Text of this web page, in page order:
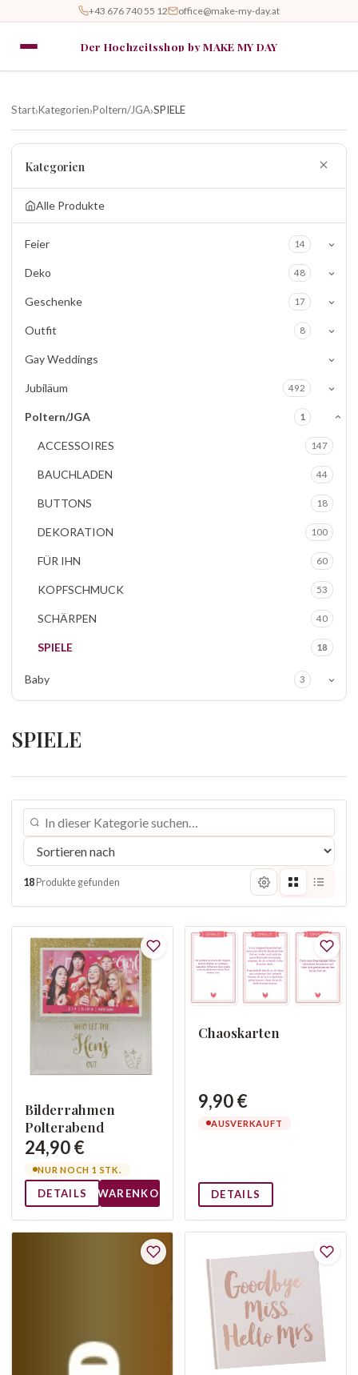
+43 676 740 55 12 office@make-my-day.at
Der Hochzeitsshop by MAKE MY DAY
Start›Kategorien›Poltern/JGA›SPIELE
Kategorien
Alle Produkte
Feier 14
Deko 48
Geschenke 17
Outfit 8
Gay Weddings
Jubiläum 492
Poltern/JGA 1
ACCESSOIRES 147
BAUCHLADEN 44
BUTTONS 18
DEKORATION 100
FÜR IHN 60
KOPFSCHMUCK 53
SCHÄRPEN 40
SPIELE 18
Baby 3
SPIELE
18 Produkte gefunden
Bilderrahmen
Polterabend
24,90 €
NUR NOCH 1 STK.
DETAILS WARENKORB
Chaoskarten
9,90 €
AUSVERKAUFT
DETAILS